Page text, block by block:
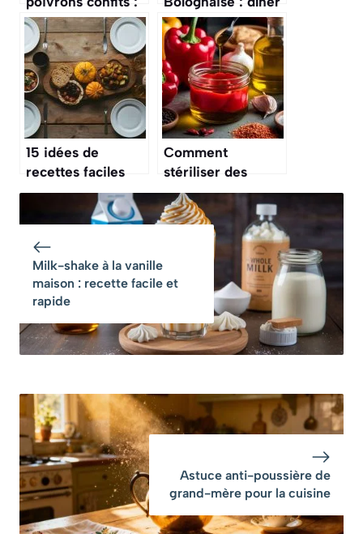
astuce gourmande
Savoureux et
Facile
15 idées de
recettes faciles
pour vos dîners
Comment
stériliser des
poivrons à l’huile
?
Milk-shake à la vanille
maison : recette facile et
rapide
Astuce anti-poussière de
grand-mère pour la cuisine